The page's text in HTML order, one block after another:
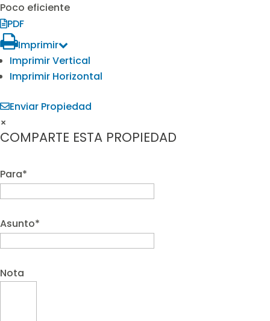
Poco eficiente
PDF
Imprimir
Imprimir Vertical
Imprimir Horizontal
Enviar Propiedad
×
COMPARTE ESTA PROPIEDAD
Para*
Asunto*
Nota